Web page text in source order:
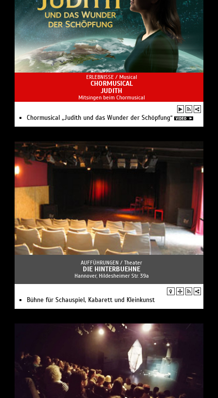
ERLEBNISSE / Musical
CHORMUSICAL
JUDITH
Mitsingen beim Chormusical
Chormusical „Judith und das Wunder der Schöpfung“
AUFFÜHRUNGEN / Theater
DIE HINTERBUEHNE
Hannover, Hildesheimer Str. 39a
Bühne für Schauspiel, Kabarett und Kleinkunst